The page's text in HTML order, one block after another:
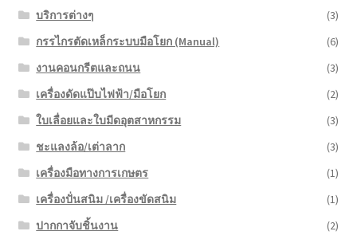
บริการต่างๆ
(3)
กรรไกรตัดเหล็กระบบมือโยก (Manual)
(6)
งานคอนกรีตและถนน
(3)
เครื่องดัดแป๊บไฟฟ้า/มือโยก
(2)
ใบเลื่อยและใบมีดอุตสาหกรรม
(3)
ชะแลงล้อ/เต่าลาก
(3)
เครื่องมือทางการเกษตร
(1)
เครื่องปั่นสนิม /เครื่องขัดสนิม
(1)
ปากกาจับชิ้นงาน
(2)